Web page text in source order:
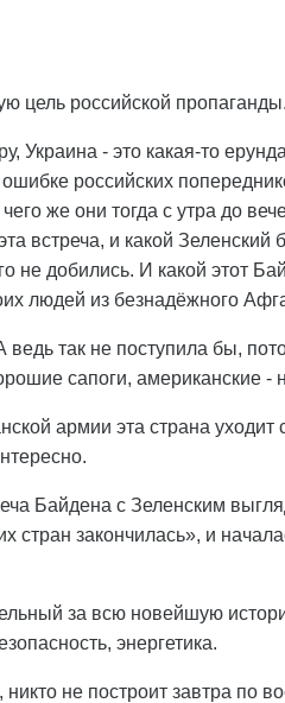
цель российской пропаганды.
Украина - это какая-то
российских
же они тогда с утра до
встреча, и какой Зеленский
не добились. И какой этот
людей из безнадёжного
так не поступила бы,
сапоги, американские -
армии эта страна уходит
Байдена с Зеленским
стран закончилась», и
за всю новейшую
энергетика.
не построит завтра по